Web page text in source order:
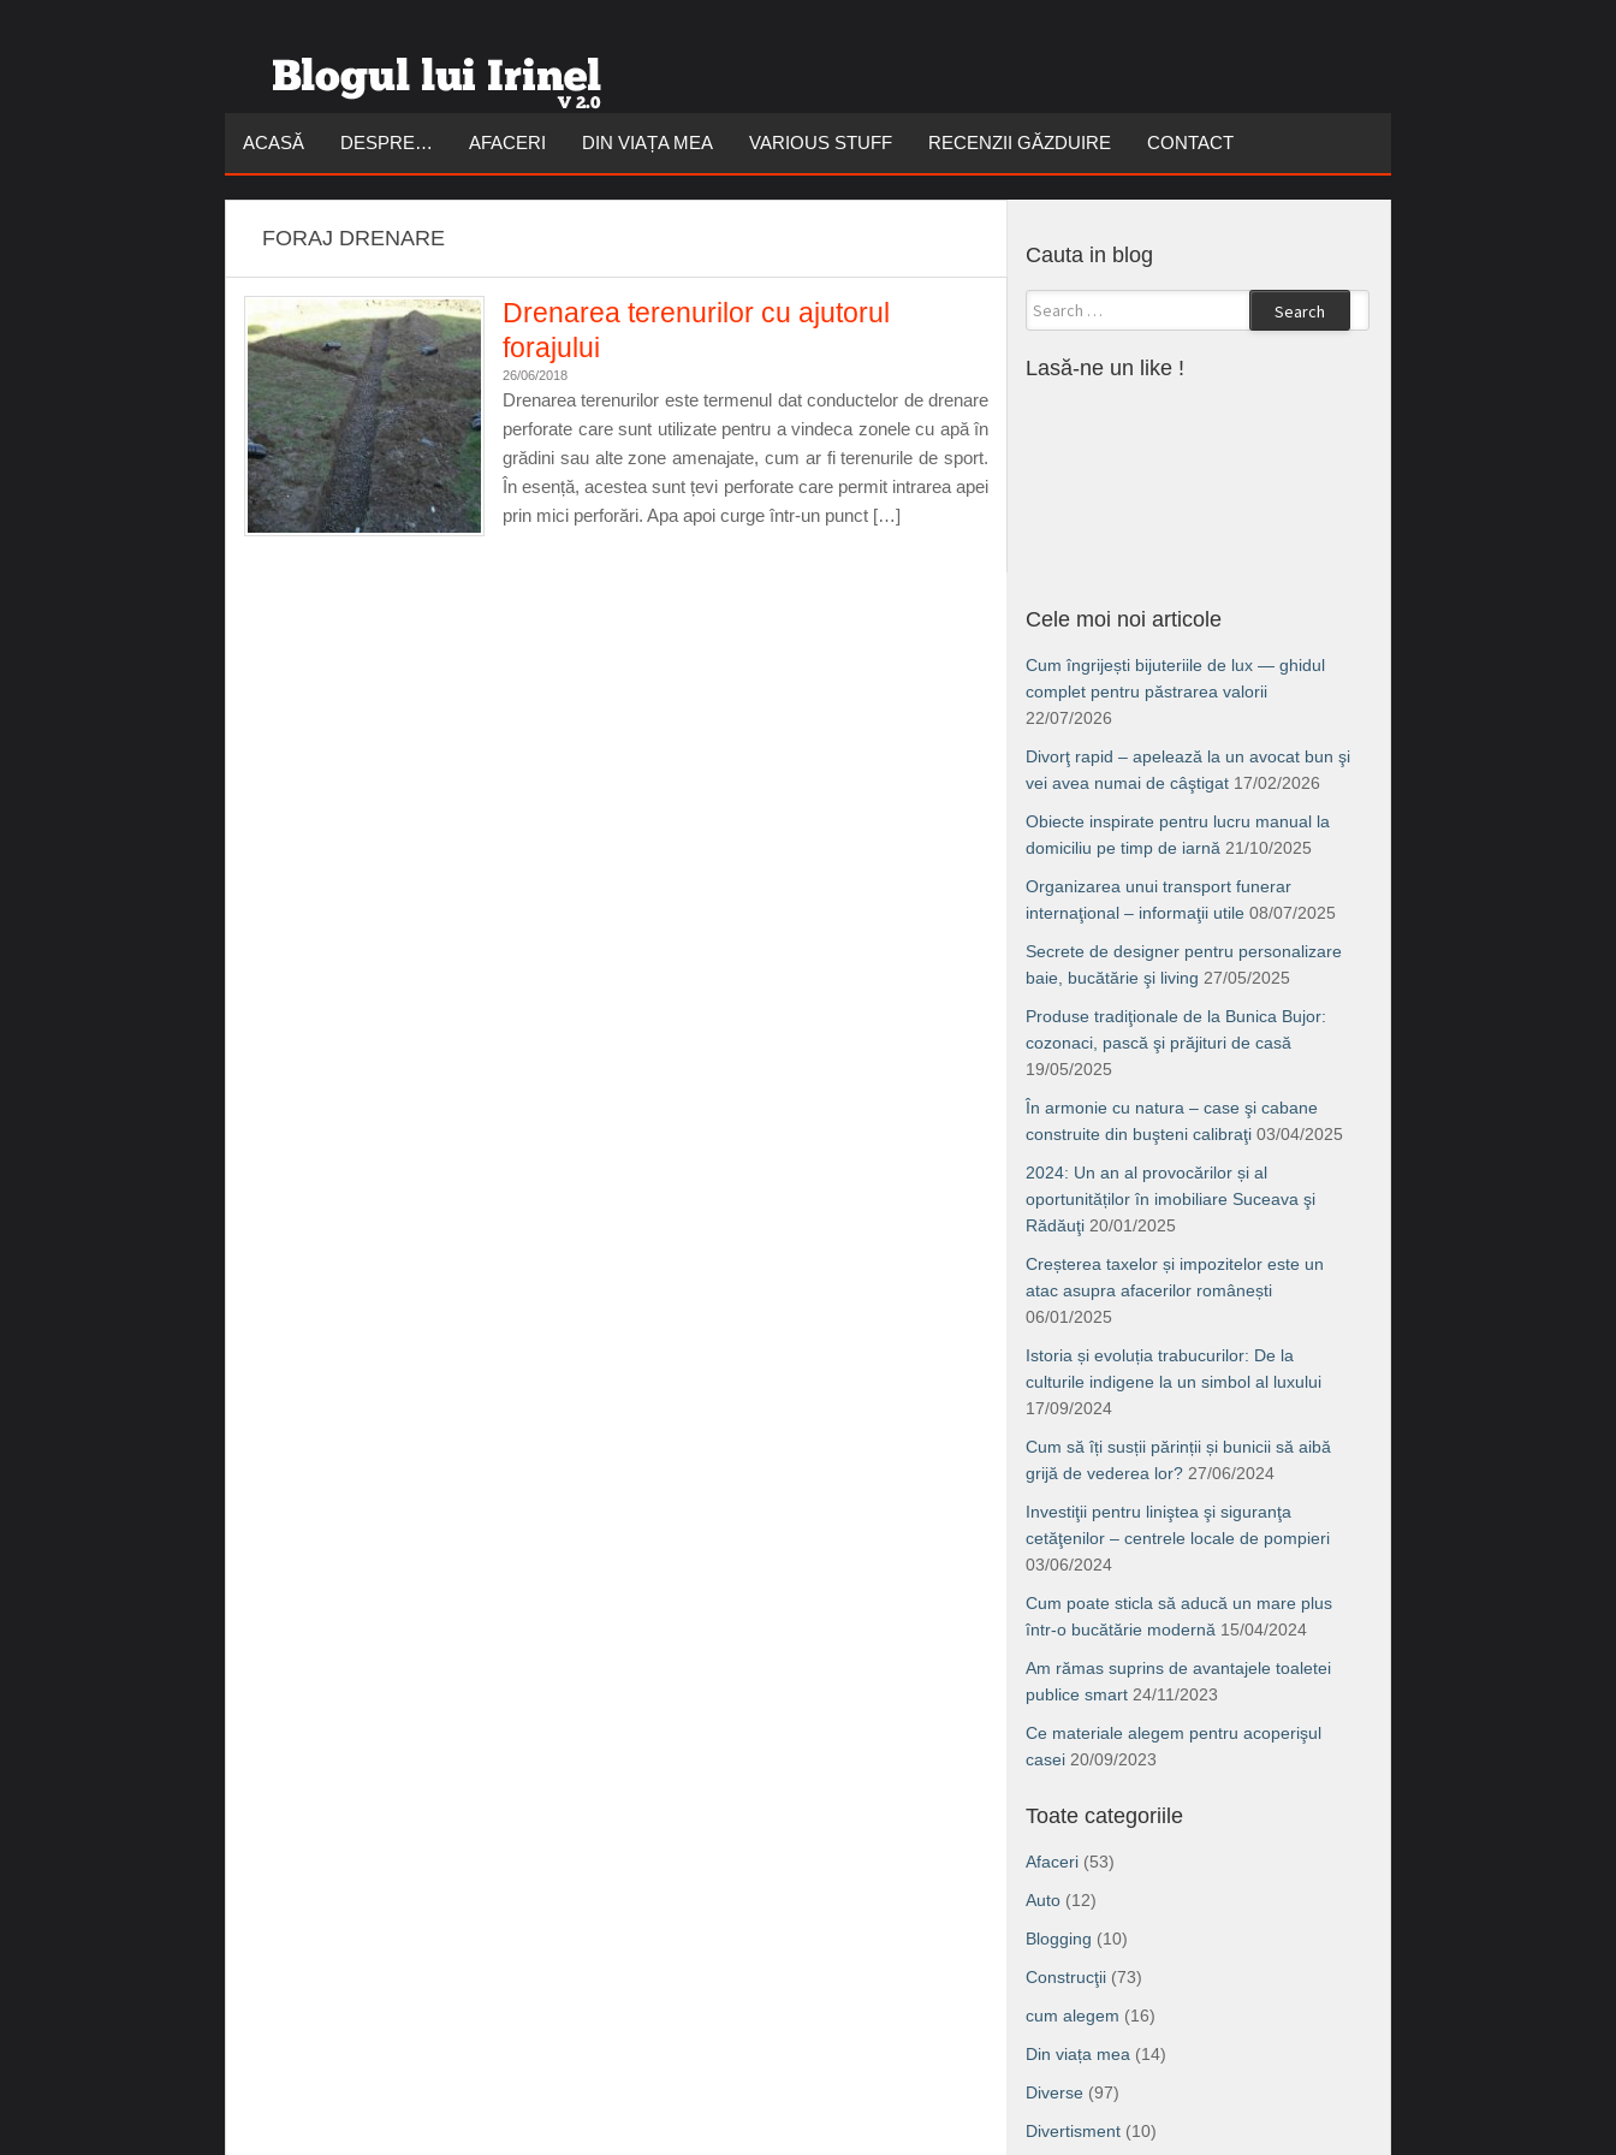
ACASĂ DESPRE… AFACERI DIN VIAȚA MEA VARIOUS STUFF RECENZII GĂZDUIRE CONTACT
FORAJ DRENARE
Drenarea terenurilor cu ajutorul
forajului
26/06/2018
Drenarea terenurilor este termenul dat conductelor de drenare
perforate care sunt utilizate pentru a vindeca zonele cu apă în
grădini sau alte zone amenajate, cum ar fi terenurile de sport.
În esență, acestea sunt țevi perforate care permit intrarea apei
prin mici perforări. Apa apoi curge într-un punct […]
Cauta in blog
Search
Lasă-ne un like !
Cele moi noi articole
Cum îngrijești bijuteriile de lux — ghidul
complet pentru păstrarea valorii
22/07/2026
Divorţ rapid – apelează la un avocat bun şi
vei avea numai de câştigat 17/02/2026
Obiecte inspirate pentru lucru manual la
domiciliu pe timp de iarnă 21/10/2025
Organizarea unui transport funerar
internaţional – informaţii utile 08/07/2025
Secrete de designer pentru personalizare
baie, bucătărie şi living 27/05/2025
Produse tradiţionale de la Bunica Bujor:
cozonaci, pască şi prăjituri de casă
19/05/2025
În armonie cu natura – case şi cabane
construite din buşteni calibraţi 03/04/2025
2024: Un an al provocărilor și al
oportunităților în imobiliare Suceava şi
Rădăuţi 20/01/2025
Creșterea taxelor și impozitelor este un
atac asupra afacerilor românești
06/01/2025
Istoria și evoluția trabucurilor: De la
culturile indigene la un simbol al luxului
17/09/2024
Cum să îți susții părinții și bunicii să aibă
grijă de vederea lor? 27/06/2024
Investiţii pentru liniştea şi siguranţa
cetăţenilor – centrele locale de pompieri
03/06/2024
Cum poate sticla să aducă un mare plus
într-o bucătărie modernă 15/04/2024
Am rămas suprins de avantajele toaletei
publice smart 24/11/2023
Ce materiale alegem pentru acoperişul
casei 20/09/2023
Toate categoriile
Afaceri (53)
Auto (12)
Blogging (10)
Construcţii (73)
cum alegem (16)
Din viața mea (14)
Diverse (97)
Divertisment (10)